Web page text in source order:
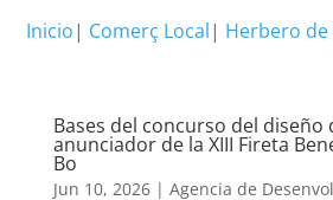
Inicio| Comerç Local| Herbero de
Bases del concurso del diseño
anunciador de la XIII Fireta
Bo
Jun 10, 2026| Agencia de